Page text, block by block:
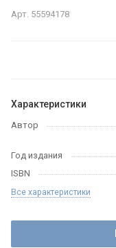
Арт. 55594178
Характеристики
Автор
Год издания
ISBN
Все характеристики